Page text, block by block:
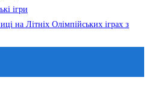
ігри
на Літніх Олімпійських іграх з